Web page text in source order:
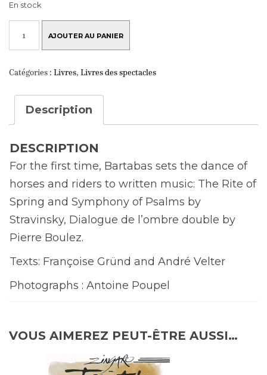
En stock
ANGLAISE)
AJOUTER AU PANIER
Catégories : Livres, Livres des spectacles
Description
DESCRIPTION
For the first time, Bartabas sets the dance of
horses and riders to written music: The Rite of
Spring and Symphony of Psalms by
Stravinsky, Dialogue de l’ombre double by
Pierre Boulez.
Texts: Françoise Gründ and André Velter
Photographs : Antoine Poupel
VOUS AIMEREZ PEUT-ÊTRE AUSSI…